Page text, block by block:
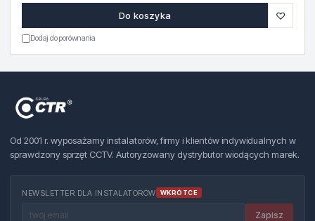
Do koszyka ♡
Dodaj do porównania
Od 2001 r. wyposażamy instalatorów, firmy i klientów indywidualnych w
sprawdzony sprzęt CCTV. Autoryzowany dystrybutor wiodących marek.
NEWSLETTER DLA INSTALATORÓW WKRÓTCE
Zapisz